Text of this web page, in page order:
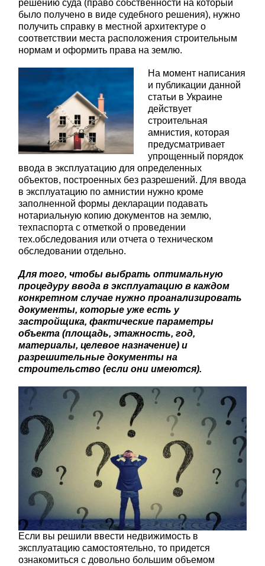
решению суда (право собственности на который
было получено в виде судебного решения), нужно
получить справку в местной архитектуре о
соответствии места расположения строительным
нормам и оформить права на землю.
На момент написания
и публикации данной
статьи в Украине
действует
строительная
амнистия, которая
предусматривает
упрощенный порядок
ввода в эксплуатацию для определенных
объектов, построенных без разрешений. Для ввода
в эксплуатацию по амнистии нужно кроме
заполненной формы декларации подавать
нотариальную копию документов на землю,
техпаспорта с отметкой о проведении
тех.обследования или отчета о техническом
обследовании отдельно.
Для того, чтобы выбрать оптимальную
процедуру ввода в эксплуатацию в каждом
конкретном случае нужно проанализировать
документы, которые уже есть у
застройщика, фактические параметры
объекта (площадь, этажность, год,
материалы, целевое назначение) и
разрешительные документы на
строительство (если они имеются).
Если вы решили ввести недвижимость в
эксплуатацию самостоятельно, то придется
ознакомиться с довольно большим объемом